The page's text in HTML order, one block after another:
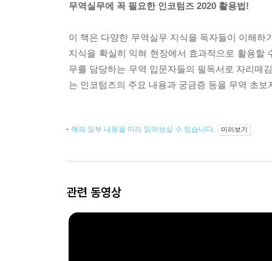
무역실무에 꼭 필요한 인코텀즈 2020 활용법!
이 책은 다양한 무역실무 지식을 독자들이 이해
지식을 확실히 익혀 현장에서 효과적으로 활용할
무를 담당하는 무역 입문자들의 필독서로 자리매
는 인코텀즈의 주요 내용과 궁금증 등을 무역 초
책의 일부 내용을 미리 읽어보실 수 있습니다. 미리보기
관련 동영상